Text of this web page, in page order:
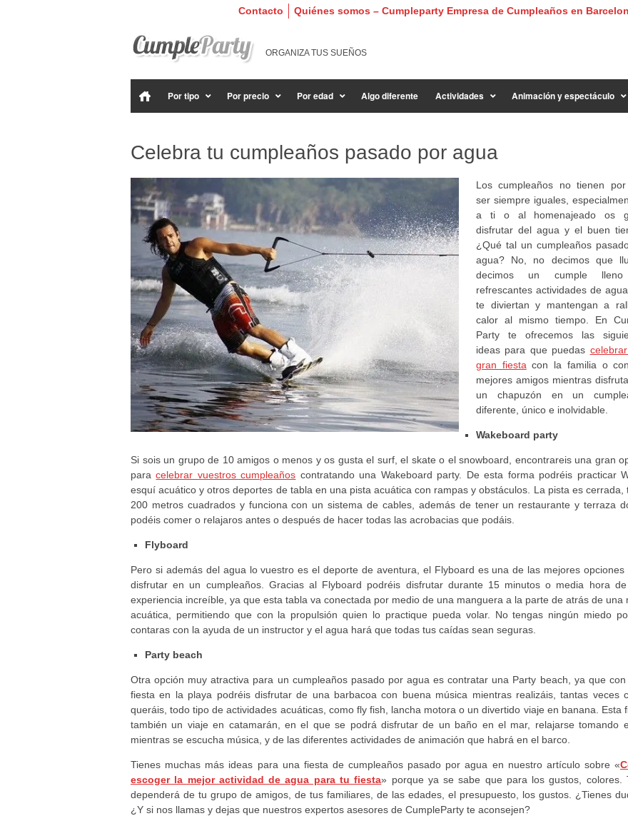
Quiénes somos – Cumpleparty Empresa de Cumpleaños en
Contacto
ORGANIZA TUS SUEÑOS
Por tipo Por precio Por edad Algo diferente Actividades Animación y espectáculo
Celebra tu cumpleaños pasado por agua
Los cumpleaños no tienen
ser siempre iguales,
a ti o al homenajeado os
disfrutar del agua y el buen
¿Qué tal un cumpleaños
agua? No, no decimos que
decimos un cumple
refrescantes actividades de
te diviertan y mantengan a
calor al mismo tiempo. En
Party te ofrecemos las
ideas para que puedas
gran fiesta con la familia o
mejores amigos mientras
un chapuzón en un
diferente, único e inolvidable.
Wakeboard party
Si sois un grupo de 10 amigos o menos y os gusta el surf, el skate o el snowboard, encontrareis una gran
paracelebrar vuestros cumpleaños contratando una Wakeboard party. De esta forma podréis practicar
esquí acuático y otros deportes de tabla en una pista acuática con rampas y obstáculos. La pista es cerrada,
200 metros cuadrados y funciona con un sistema de cables, además de tener un restaurante y terraza
podéis comer o relajaros antes o después de hacer todas las acrobacias que podáis.
Flyboard
Pero si además del agua lo vuestro es el deporte de aventura, el Flyboard es una de las mejores opciones
disfrutar en un cumpleaños. Gracias al Flyboard podréis disfrutar durante 15 minutos o media hora
experiencia increíble, ya que esta tabla va conectada por medio de una manguera a la parte de atrás de una
acuática, permitiendo que con la propulsión quien lo practique pueda volar. No tengas ningún miedo
contaras con la ayuda de un instructor y el agua hará que todas tus caídas sean seguras.
Party beach
Otra opción muy atractiva para un cumpleaños pasado por agua es contratar una Party beach, ya que con
fiesta en la playa podréis disfrutar de una barbacoa con buena música mientras realizáis, tantas veces
queráis, todo tipo de actividades acuáticas, como fly fish, lancha motora o un divertido viaje en banana. Esta
también un viaje en catamarán, en el que se podrá disfrutar de un baño en el mar, relajarse tomando
mientras se escucha música, y de las diferentes actividades de animación que habrá en el barco.
Tienes muchas más ideas para una fiesta de cumpleaños pasado por agua en nuestro artículo sobre «
escoger la mejor actividad de agua para tu fiesta» porque ya se sabe que para los gustos, colores.
dependerá de tu grupo de amigos, de tus familiares, de las edades, el presupuesto, los gustos. ¿Tienes
¿Y si nos llamas y dejas que nuestros expertos asesores de CumpleParty te aconsejen?